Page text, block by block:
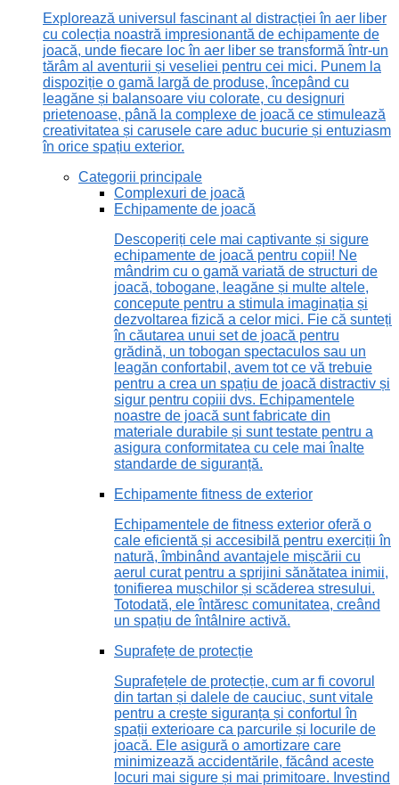
Explorează universul fascinant al distracției în aer liber
cu colecția noastră impresionantă de echipamente de
joacă, unde fiecare loc în aer liber se transformă într-un
tărâm al aventurii și veseliei pentru cei mici. Punem la
dispoziție o gamă largă de produse, începând cu
leagăne și balansoare viu colorate, cu designuri
prietenoase, până la complexe de joacă ce stimulează
creativitatea și carusele care aduc bucurie și entuziasm
în orice spațiu exterior.
Categorii principale
Complexuri de joacă
Echipamente de joacă
Descoperiți cele mai captivante și sigure
echipamente de joacă pentru copii! Ne
mândrim cu o gamă variată de structuri de
joacă, tobogane, leagăne și multe altele,
concepute pentru a stimula imaginația și
dezvoltarea fizică a celor mici. Fie că sunteți
în căutarea unui set de joacă pentru
grădină, un tobogan spectaculos sau un
leagăn confortabil, avem tot ce vă trebuie
pentru a crea un spațiu de joacă distractiv și
sigur pentru copiii dvs. Echipamentele
noastre de joacă sunt fabricate din
materiale durabile și sunt testate pentru a
asigura conformitatea cu cele mai înalte
standarde de siguranță.
Echipamente fitness de exterior
Echipamentele de fitness exterior oferă o
cale eficientă și accesibilă pentru exerciții în
natură, îmbinând avantajele mișcării cu
aerul curat pentru a sprijini sănătatea inimii,
tonifierea mușchilor și scăderea stresului.
Totodată, ele întăresc comunitatea, creând
un spațiu de întâlnire activă.
Suprafețe de protecție
Suprafețele de protecție, cum ar fi covorul
din tartan și dalele de cauciuc, sunt vitale
pentru a crește siguranța și confortul în
spații exterioare ca parcurile și locurile de
joacă. Ele asigură o amortizare care
minimizează accidentările, făcând aceste
locuri mai sigure și mai primitoare. Investind